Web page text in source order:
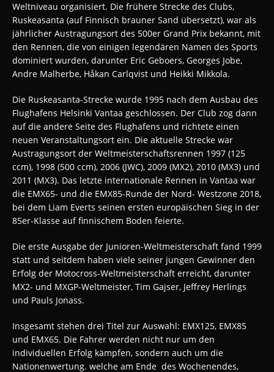
Weltniveau organisiert. Die frühere Strecke des Clubs,
Ruskeasanta (auf Finnisch brauner Sand übersetzt), war als
jährlicher Austragungsort des 500er Grand Prix bekannt, mit
den Rennen, die von einigen legendären Namen des Sports
dominiert wurden, darunter Eric Geboers, Georges Jobe,
Andre Malherbe, Håkan Carlqvist und Heikki Mikkola.
Die Ruskeasanta-Strecke wurde 1995 nach dem Ausbau des
Flughafens Helsinki Vantaa geschlossen. Der Club zog dann
auf die andere Seite des Flughafens und richtete einen
neuen Veranstaltungsort ein. Die aktuelle Strecke war
Austragungsort der Weltmeisterschaftsrennen 1997 (125
ccm), 1998 (500 ccm), 2006 (JWC), 2009 (MX2), 2010 (MX3) und
2011 (MX3). Das letzte internationale Rennen in Vantaa war
die EMX65- und die EMX85-Runde der Nord- Westzone 2018,
bei dem Liam Everts seinen ersten europäischen Sieg in der
85er-Klasse auf finnischem Boden feierte.
Die erste Ausgabe der Junioren-Weltmeisterschaft fand 1999
statt und seitdem haben viele seiner jungen Gewinner den
Erfolg der Motocross-Weltmeisterschaft erreicht, darunter
MX2- und MXGP-Weltmeister, Tim Gajser, Jeffrey Herlings
und Pauls Jonass.
Insgesamt stehen drei Titel zur Auswahl: EMX125, EMX85
und EMX65. Die Fahrer werden nicht nur um den
individuellen Erfolg kämpfen, sondern auch um die
Nationenwertung. welche am Ende des Wochenendes,